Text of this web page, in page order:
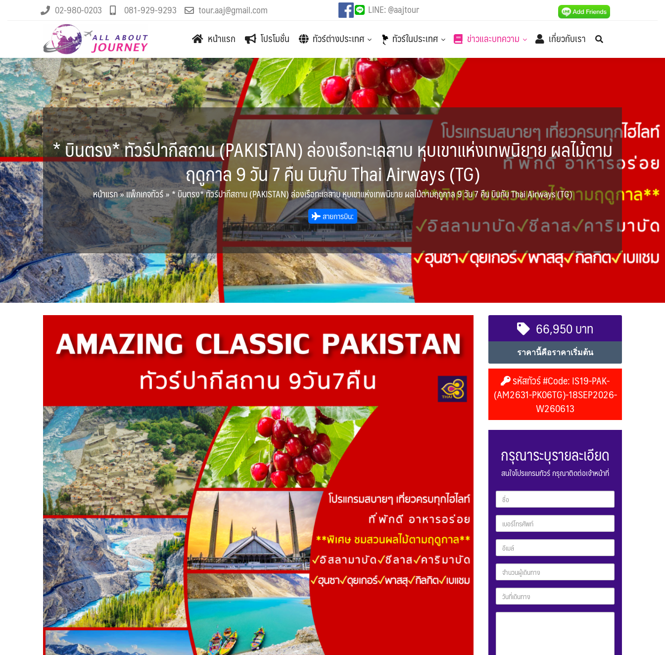
02-980-0203 081-929-9293 tour.aaj@gmail.com LINE: @aajtour
หน้าแรก โปรโมชั่น ทัวร์ต่างประเทศ ทัวร์ในประเทศ ข่าวและบทความ เกี่ยวกับเรา
* บินตรง* ทัวร์ปากีสถาน (PAKISTAN) ล่องเรือทะเลสาบ หุบเขาแห่งเทพนิยาย ผลไม้ตาม
ฤดูกาล 9 วัน 7 คืน บินกับ Thai Airways (TG)
หน้าแรก»แพ็กเกจทัวร์»* บินตรง* ทัวร์ปากีสถาน (PAKISTAN) ล่องเรือทะเลสาบ หุบเขาแห่งเทพนิยาย ผลไม้ตามฤดูกาล 9 วัน 7 คืน บินกับ Thai Airways (TG)
สายการบิน:
66,950 บาท
ราคานี้คือราคาเริ่มต้น
รหัสทัวร์ #Code: IS19-PAK-
(AM2631-PK06TG)-18SEP2026-
W260613
กรุณาระบุรายละเอียด
สนใจโปรแกรมทัวร์ กรุณาติดต่อเจ้าหน้าที่